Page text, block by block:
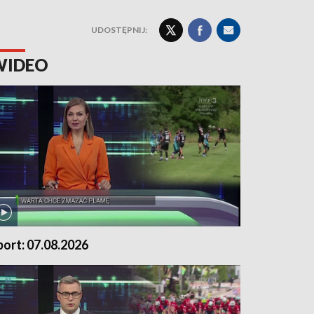
UDOSTĘPNIJ:
07.08.2026